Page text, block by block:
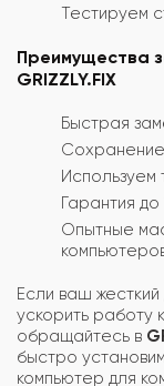
Тестируем
Преимущества
GRIZZLY.FIX
Быстрая
Используем
Гарантия
Опытные
Если ваш
ускорить работу
обращайтесь в
быстро
компьютер для